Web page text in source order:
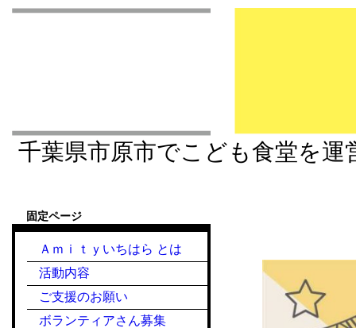
市原市こども食堂
千葉県市原市でこども食堂を
固定ページ
Ａｍｉｔｙいちはら とは
活動内容
ご支援のお願い
ボランティアさん募集